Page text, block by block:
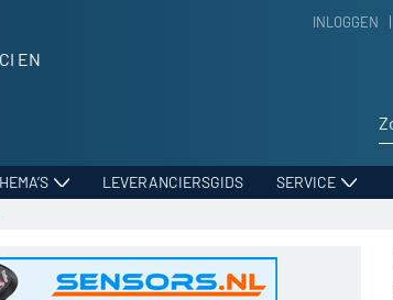
EN
INLOGGEN
LEVERANCIERSGIDS SERVICE